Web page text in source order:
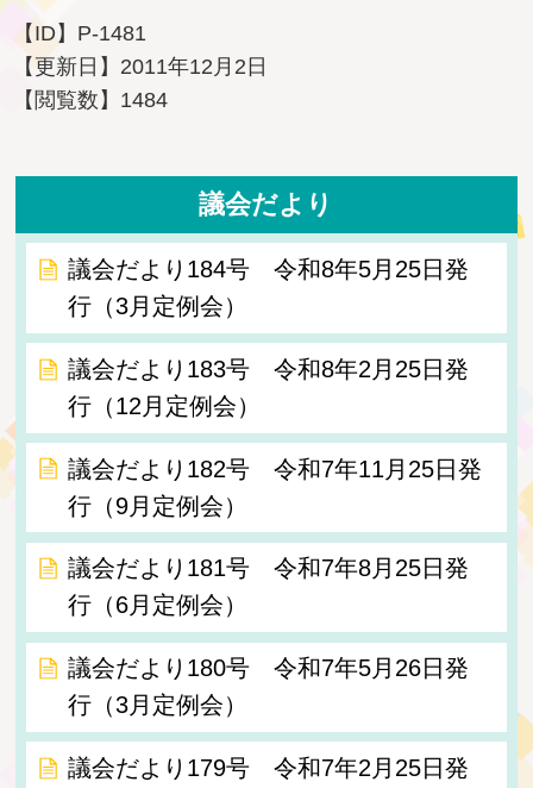
【ID】 P-1481
【更新日】 2011年12月2日
【閲覧数】 1484
議会だより
議会だより184号 令和8年5月25日発
行（3月定例会）
議会だより183号 令和8年2月25日発
行（12月定例会）
議会だより182号 令和7年11月25日発
行（9月定例会）
議会だより181号 令和7年8月25日発
行（6月定例会）
議会だより180号 令和7年5月26日発
行（3月定例会）
議会だより179号 令和7年2月25日発